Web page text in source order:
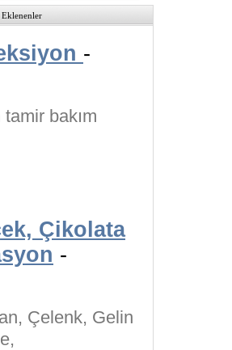
Eklenenler
-
bakım
Çikolata
-
Çelenk, Gelin